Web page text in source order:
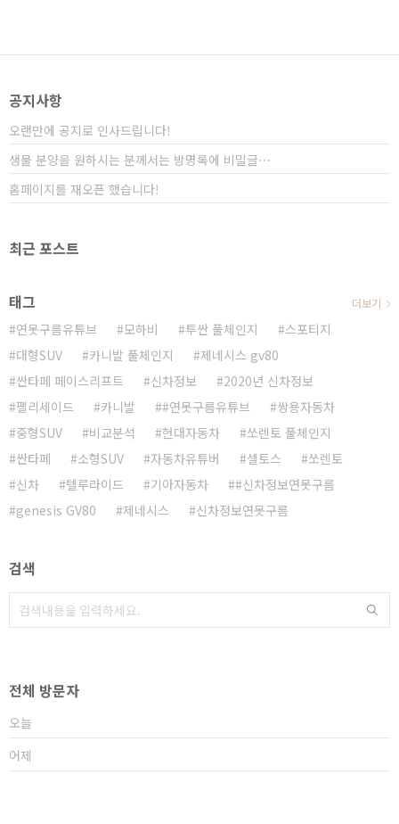
스클루시스 세제혜택전 가격 4279만원(347만원 인상),
공지사항
오랜만에 공지로 인사드립니다!
생물 분양을 원하시는 분께서는 방명록에 비밀글⋯
홈페이지를 재오픈 했습니다!
최근 포스트
태그
연못구름유튜브 모하비 투싼 풀체인지
스포티지
대형SUV
카니발 풀체인지
제네시스 gv80
싼타페 페이스리프트
신차정보
2020년 신차정보
팰리세이드
카니발 #연못구름유튜브
쌍용자동차
중형SUV
비교분석 현대자동차
쏘렌토 풀체인지
싼타페
소형SUV 자동차유튜버 셀토스
쏘렌토
신차
텔루라이드 기아자동차
#신차정보연못구름
genesis GV80
제네시스 신차정보연못구름
더보기
검색
전체 방문자
오늘
어제